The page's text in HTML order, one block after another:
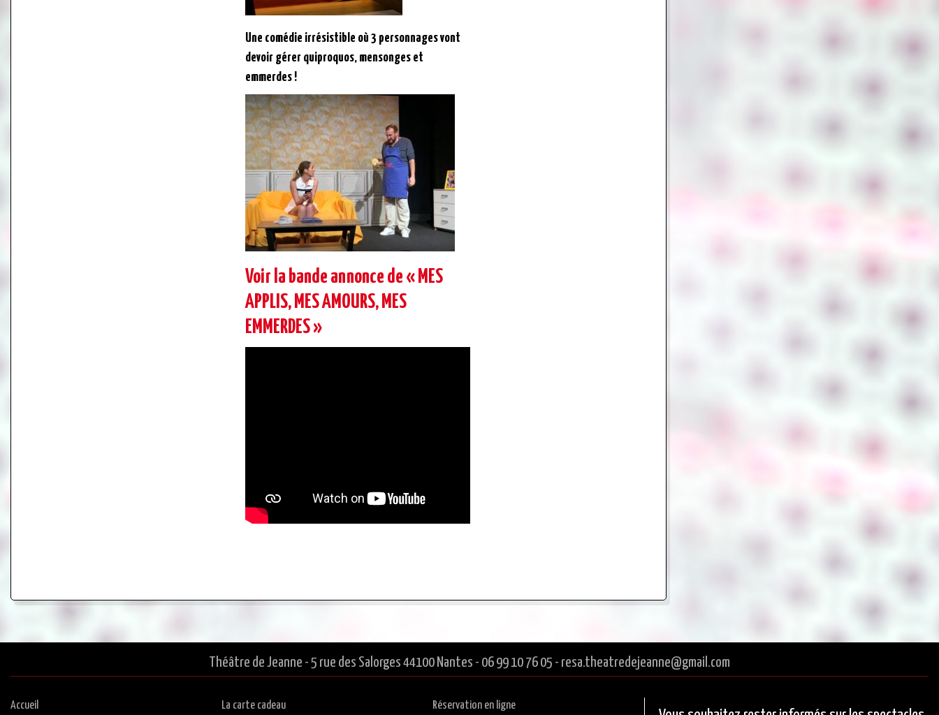
Une comédie irrésistible où 3 personnages vont
devoir gérer quiproquos, mensonges et
emmerdes !
Voir la bande annonce de « MES
APPLIS, MES AMOURS, MES
EMMERDES »
Théâtre de Jeanne - 5 rue des Salorges 44100 Nantes - 06 99 10 76 05 - resa.theatredejeanne@gmail.com
Accueil La carte cadeau Réservation en ligne